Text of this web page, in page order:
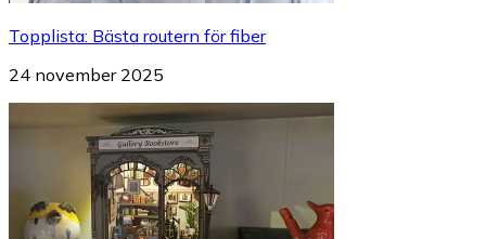
Topplista: Bästa routern för fiber
24 november 2025